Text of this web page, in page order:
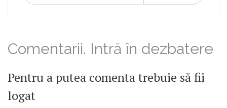
Comentarii. Intră în dezbatere
Pentru a putea comenta trebuie să fii
logat